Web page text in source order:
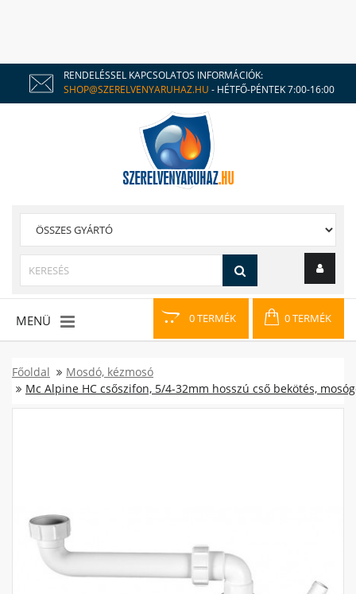
RENDELÉSSEL KAPCSOLATOS INFORMÁCIÓK:
SHOP@SZERELVENYARUHAZ.HU - HÉTFŐ-PÉNTEK 7:00-16:00
0 TERMÉK 0 TERMÉK
MENÜ
Főoldal
Mosdó, kézmosó
Mc Alpine HC csőszifon, 5/4-32mm hosszú cső bekötés,